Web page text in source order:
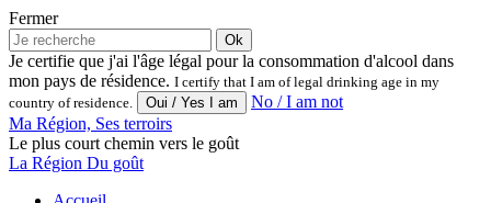
Fermer
Ok
Je certifie que j'ai l'âge légal pour la consommation d'alcool dans
mon pays de résidence. I certify that I am of legal drinking age in my
country of residence.
No / I am not
Ma Région, Ses terroirs
Le plus court chemin vers le goût
La Région Du goût